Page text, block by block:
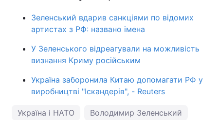
Зеленський вдарив санкціями по відомих
артистах з РФ: названо імена
У Зеленського відреагували на можливість
визнання Криму російським
Україна заборонила Китаю допомагати РФ у
виробництві "Іскандерів", - Reuters
Україна і НАТО Володимир Зеленський